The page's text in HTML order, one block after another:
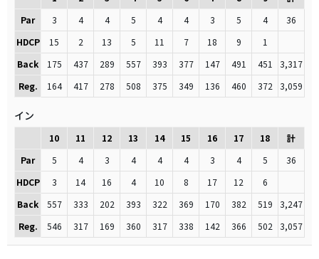
Par
3 4 4 5 4 4 3 5 4
36
HDCP
15 2 13 5 11 7 18 9
1
Back
175 437 289 557 393 377 147 491 451
3,317
Reg.
164 417 278 508 375 349 136 460 372 3,059
イン
10 11 12 13 14 15 16 17 18
計
Par
5 4 3 4 4 4 3 4 5
36
HDCP
3 14 16 4 10 8 17 12
6
Back
557 333 202 393 322 369 170 382 519
3,247
Reg.
546 317 169 360 317 338 142 366 502 3,057